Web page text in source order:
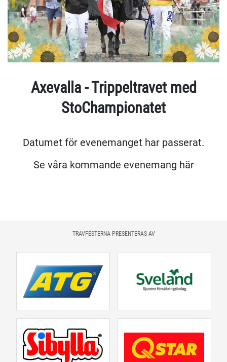
Axevalla - Trippeltravet med
StoChampionatet
Datumet för evenemanget har passerat.
Se våra kommande evenemang här
TRAVFESTERNA PRESENTERAS AV